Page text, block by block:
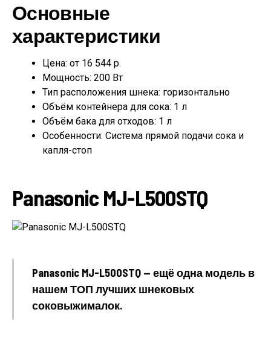
Основные
характеристики
Цена: от 16 544 р.
Мощность: 200 Вт
Тип расположения шнека: горизонтально
Объём контейнера для сока: 1 л
Объём бака для отходов: 1 л
Особенности: Система прямой подачи сока и
капля-стоп
Panasonic MJ-L500STQ
Panasonic MJ-L500STQ — ещё одна модель в
нашем ТОП лучших шнековых
соковыжималок.